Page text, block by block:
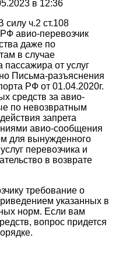
в 12:36
ч.2 ст.108
авио-перевозчик
даже по
в случае
пассажира от услуг
Письма-разъяснения
РФ от 01.04.2020г.
средств за авио-
по невозвратным
запрета
авио-сообщения
для вынужденного
перевозчика и
в возврате
требование о
указанных в
норм. Если вам
вопрос придется